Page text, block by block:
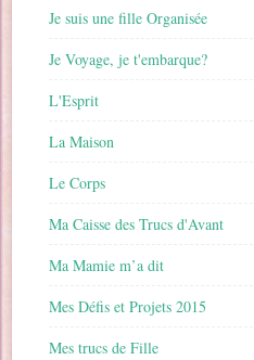
Je suis une fille Organisée
Je Voyage, je t'embarque?
L'Esprit
La Maison
Le Corps
Ma Caisse des Trucs d'Avant
Ma Mamie m’a dit
Mes Défis et Projets 2015
Mes trucs de Fille